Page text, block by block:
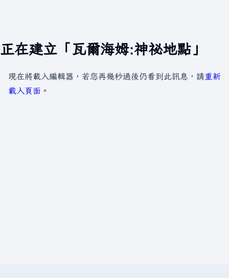
正在建立「瓦爾海姆:神祕地點」
現在將載入編輯器，若您再幾秒過後仍看到此訊息，請重新
載入頁面 。